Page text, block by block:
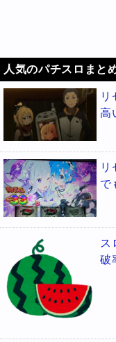
人気のパチスロまと
リ
高
リ
で
ス
破